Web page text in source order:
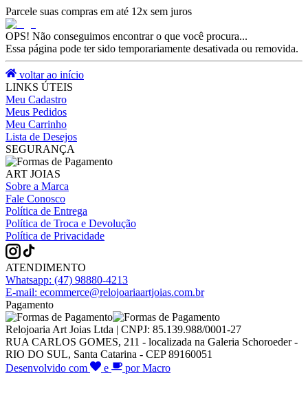
Parcele suas compras em até 12x sem juros
OPS! Não conseguimos encontrar o que você procura...
Essa página pode ter sido temporariamente desativada ou removida.
voltar ao início
LINKS ÚTEIS
Meu Cadastro
Meus Pedidos
Meu Carrinho
Lista de Desejos
SEGURANÇA
ART JOIAS
Sobre a Marca
Fale Conosco
Política de Entrega
Política de Troca e Devolução
Política de Privacidade
ATENDIMENTO
Whatsapp: (47) 98880-4213
E-mail: ecommerce@relojoariaartjoias.com.br
Pagamento
Relojoaria Art Joias Ltda | CNPJ: 85.139.988/0001-27
RUA CARLOS GOMES, 211 - localizada na Galeria Schoroeder -
RIO DO SUL, Santa Catarina - CEP 89160051
Desenvolvido com
e por Macro